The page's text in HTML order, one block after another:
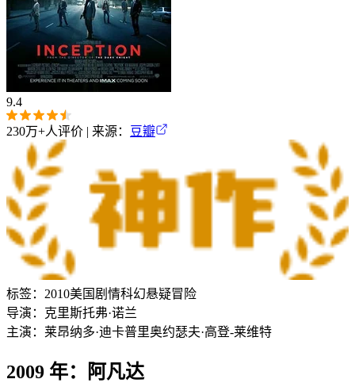
9.4
230万+人评价 | 来源： 豆瓣
标签： 2010美国 剧情科幻悬疑冒险
导演： 克里斯托弗·诺兰
主演： 莱昂纳多·迪卡普里奥约瑟夫·高登-莱维特
2009 年：阿凡达